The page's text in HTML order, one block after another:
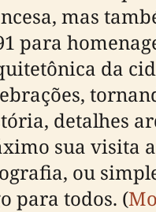
mas
para
da
detalhes
sua visita
ou
para todos. (